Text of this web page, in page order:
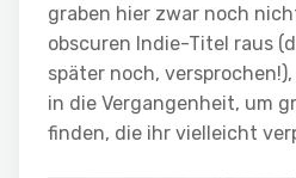
graben hier zwar noch
obscuren Indie-Titel raus
später noch,
in die Vergangenheit, um
finden, die ihr vielleicht